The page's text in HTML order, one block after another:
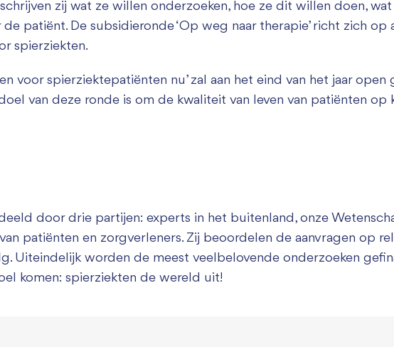
zij wat ze willen onderzoeken, hoe ze dit willen doen,
patiënt. De subsidieronde ‘Op weg naar therapie’ richt zich op
spierziekten.
voor spierziektepatiënten nu’ zal aan het eind van het jaar open
van deze ronde is om de kwaliteit van leven van patiënten op
door drie partijen: experts in het buitenland, onze
patiënten en zorgverleners. Zij beoordelen de aanvragen op
Uiteindelijk worden de meest veelbelovende onderzoeken
komen: spierziekten de wereld uit!